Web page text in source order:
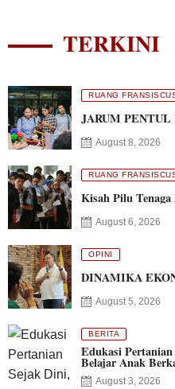
TERKINI
RUANG
JARUM
August 8, 2026
RUANG
Kisah Pilu
August 6, 2026
OPINI
DINAMIKA
August 5, 2026
BERITA
Edukasi
Belajar Anak
August 3, 2026